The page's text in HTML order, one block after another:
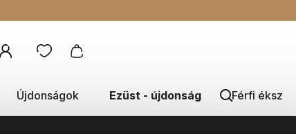
Újdonságok Ezüst - újdonság Férfi